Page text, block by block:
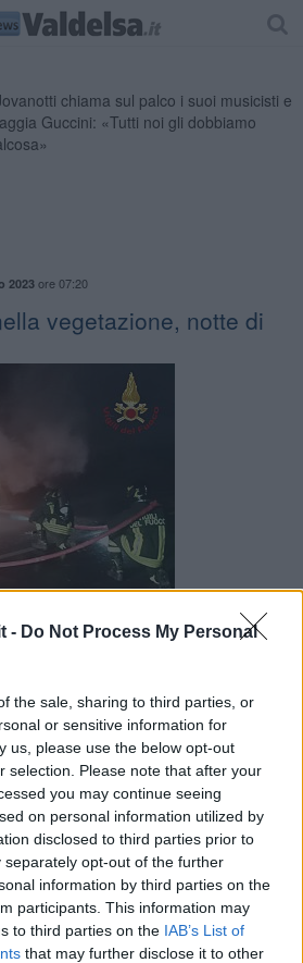
- Do Not Process My Personal
the sale, sharing to third parties, or
or sensitive information for
us, please use the below opt-out
selection. Please note that after your
you may continue seeing
on personal information utilized by
disclosed to third parties prior to
separately opt-out of the further
information by third parties on the
participants. This information may
to third parties on the IAB’s List of
that may further disclose it to other
2023ore 07:20
vegetazione, notte di
distrutto l'autovettura si è poi
a fuoco tra la vegetazione nel Senese
sono intervenuti I soccorsi. Non sono
di Siena sono intervenuti intorno alle
località. Lornano SP 119 km 7. 500,